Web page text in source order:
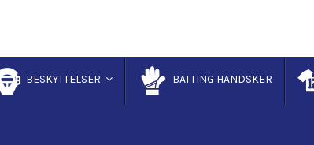
BESKYTTELSER BATTING HANDSKER